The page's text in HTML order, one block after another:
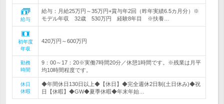
給与
給与：月給25万円～35万円+賞与年2回（昨年実績6.5カ月分）※
モデル年収 32歳 530万円 経験8年目 ※扶養…
初年度
年収
420万円～600万円
勤務
時間
9：00～17：20※実働7時間20分／休憩1時間です。※残業は月平
均10時間程度です。
休日
休暇
◆年間休日130日以上◆【休日】◆完全週休2日制(土日休み)◆祝
日【休暇】◆GW◆夏季休暇◆年末年始…